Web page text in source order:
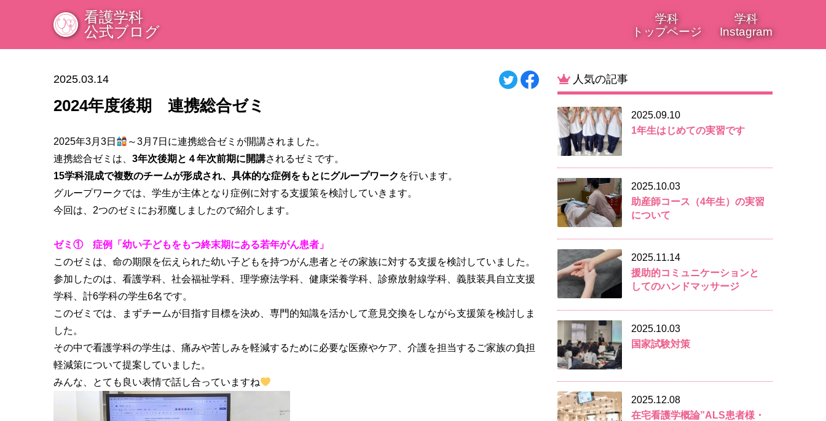
学科
トップページ
学科
Instagram
看護学科
公式ブログ
2025.03.14
2024年度後期 連携総合ゼミ
2025年3月3日
～3月7日に連携総合ゼミが開講されました。
連携総合ゼミは、 3年次後期と４年次前期に開講されるゼミです。
15学科混成で複数のチームが形成され、具体的な症例をもとにグループワーク を行います。
グループワークでは、学生が主体となり症例に対する支援策を検討していきます。
今回は、2つのゼミにお邪魔しましたので紹介します。
ゼミ① 症例「幼い子どもをもつ終末期にある若年がん患者」
このゼミは、命の期限を伝えられた幼い子どもを持つがん患者とその家族に対する支援を検討していました。
参加したのは、看護学科、社会福祉学科、理学療法学科、健康栄養学科、診療放射線学科、義肢装具自立支援
学科、計6学科の学生6名です。
このゼミでは、まずチームが目指す目標を決め、専門的知識を活かして意見交換をしながら支援策を検討しま
した。
その中で看護学科の学生は、痛みや苦しみを軽減するために必要な医療やケア、介護を担当するご家族の負担
軽減策について提案していました。
みんな、とても良い表情で話し合っていますね
人気の記事
2025.09.10
1年生はじめての実習です
2025.10.03
助産師コース（4年生）の実習
について
2025.11.14
援助的コミュニケーションと
してのハンドマッサージ
2025.10.03
国家試験対策
2025.12.08
在宅看護学概論”ALS患者様・